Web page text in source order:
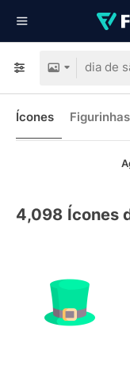
Ícones Figurinhas
4,098 Ícones